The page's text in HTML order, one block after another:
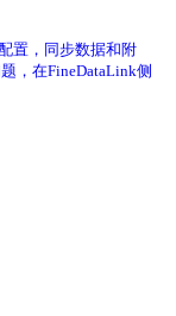
置，同步数据和附
，在FineDataLink侧